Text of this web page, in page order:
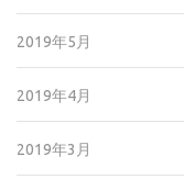
2019年5月
2019年4月
2019年3月